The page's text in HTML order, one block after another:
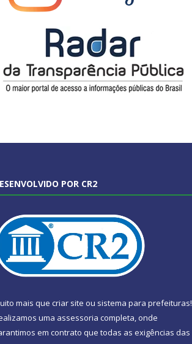
POR CR2
mais que criar site ou sistema para prefeituras!
uma assessoria completa, onde
em contrato que todas as exigências das